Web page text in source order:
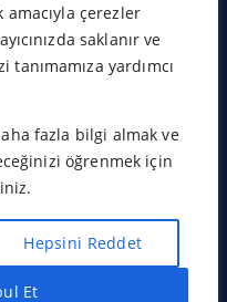
çerezler
saklanır ve
yardımcı
fazla bilgi almak ve
öğrenmek için
Hepsini Reddet
Et
| Powered by